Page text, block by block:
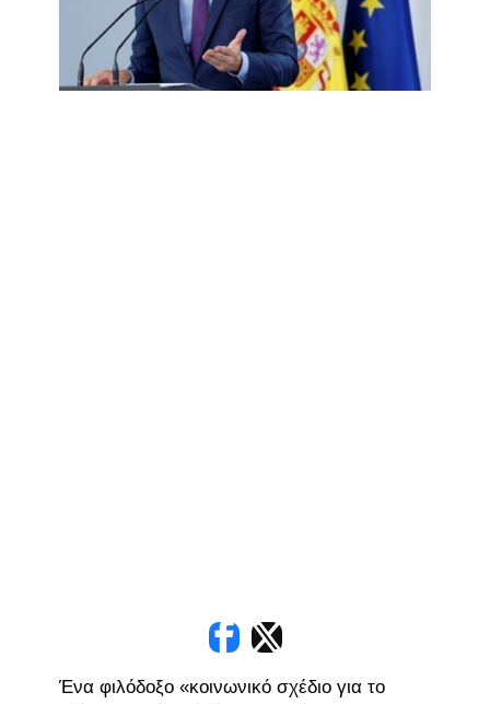
Ένα φιλόδοξο «κοινωνικό σχέδιο για το